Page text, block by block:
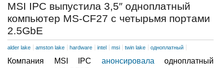
MSI IPC выпустила 3,5″ одноплатный
компьютер MS-CF27 с четырьмя портами
2.5GbE
alder lake amston lake hardware intel msi twin lake одноплатный
Компания MSI IPC анонсировала одноплатный